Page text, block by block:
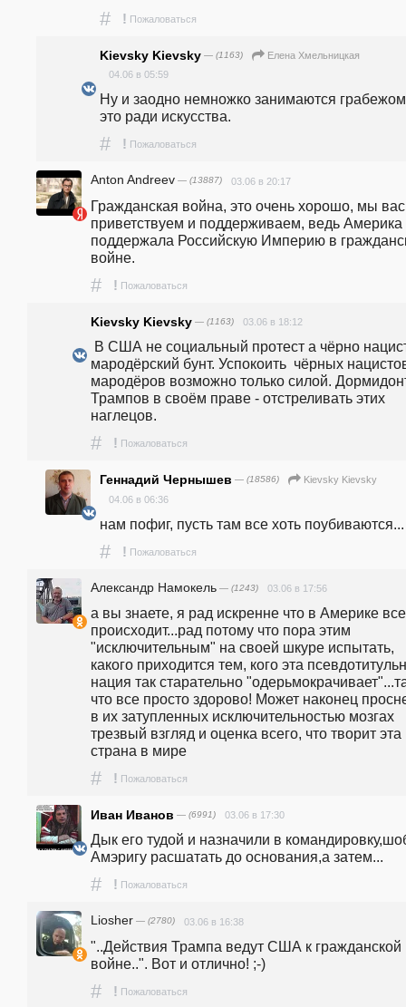
# ! Пожаловаться
Kievsky Kievsky — (1163)
Елена Хмельницкая
04.06 в 05:59
Ну и заодно немножко занимаются
это ради искусства.
# ! Пожаловаться
Anton Andreev — (13887) 03.06 в 20:17
Гражданская война, это очень хорошо, мы вас
приветствуем и поддерживаем, ведь Америка
поддержала Российскую Империю в
войне.
# ! Пожаловаться
Kievsky Kievsky — (1163) 03.06 в 18:12
мародёрский бунт. Успокоить  чёрных
мародёров возможно только силой.
Трампов в своём праве - отстреливать этих
наглецов.
# ! Пожаловаться
Геннадий Чернышев — (18586)
Kievsky Kievsky
04.06 в 06:36
нам пофиг, пусть там все хоть поубиваются...
# ! Пожаловаться
Александр Намокель — (1243) 03.06 в 17:56
а вы знаете, я рад искренне что в Америке
происходит...рад потому что пора этим
"исключительным" на своей шкуре испытать,
какого приходится тем, кого эта
нация так старательно
что все просто здорово! Может наконец
в их затупленных исключительностью мозгах
трезвый взгляд и оценка всего, что творит эта
страна в мире
# ! Пожаловаться
Иван Иванов — (6991) 03.06 в 17:30
Дык его тудой и назначили в
Амэригу расшатать до основания,а затем...
# ! Пожаловаться
Liosher — (2780) 03.06 в 16:38
"..Действия Трампа ведут США к гражданской
войне..". Вот и отлично! ;-)
# ! Пожаловаться